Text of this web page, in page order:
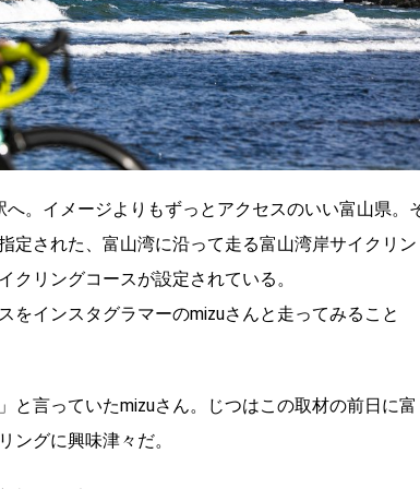
。イメージよりもずっとアクセスのいい富山県。
定された、富山湾に沿って走る富山湾岸サイクリン
リングコースが設定されている。
インスタグラマーのmizuさんと走ってみること
と言っていたmizuさん。じつはこの取材の前日に富
ングに興味津々だ。